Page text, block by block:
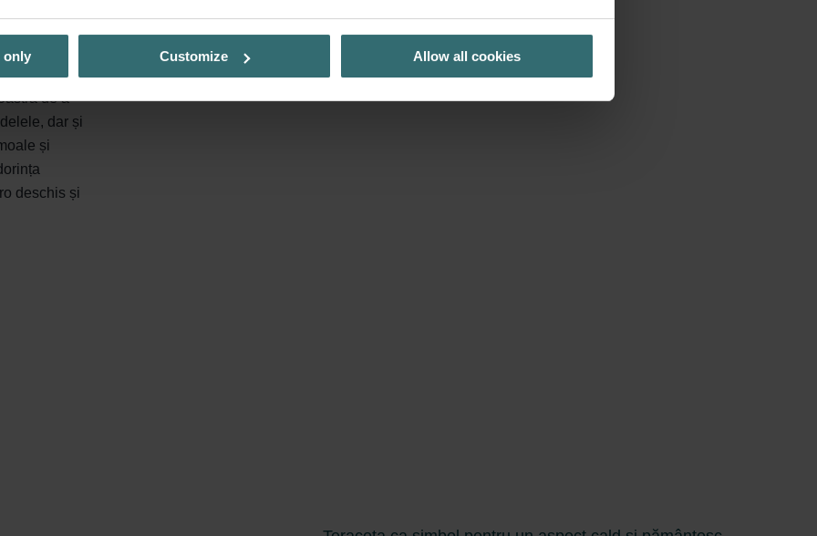
only Customize Allow all cookies
de a
dar și
și
deschis și